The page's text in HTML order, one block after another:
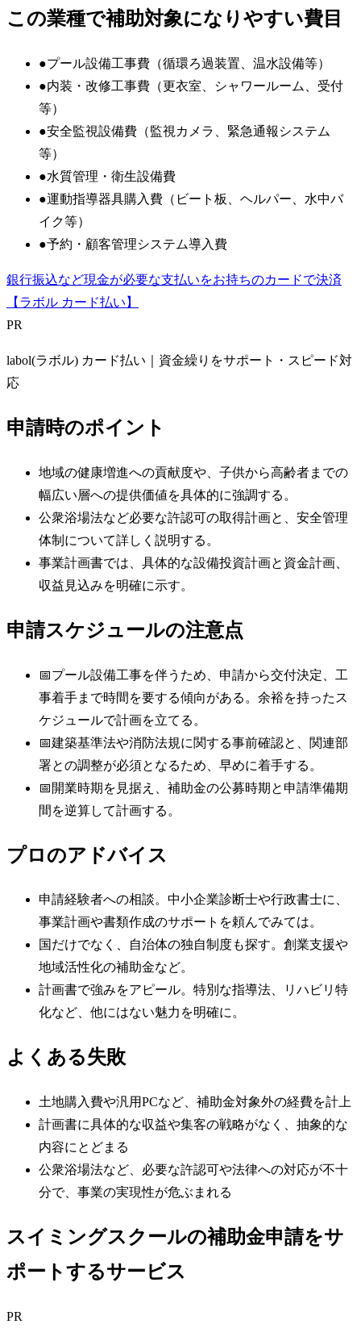
この業種で補助対象になりやすい費目
●プール設備工事費（循環ろ過装置、温水設備等）
●内装・改修工事費（更衣室、シャワールーム、受付
等）
●安全監視設備費（監視カメラ、緊急通報システム
等）
●水質管理・衛生設備費
●運動指導器具購入費（ビート板、ヘルパー、水中バ
イク等）
●予約・顧客管理システム導入費
銀行振込など現金が必要な支払いをお持ちのカードで決済
【ラボル カード払い】
PR
labol(ラボル) カード払い｜資金繰りをサポート・スピード対
応
申請時のポイント
地域の健康増進への貢献度や、子供から高齢者までの
幅広い層への提供価値を具体的に強調する。
公衆浴場法など必要な許認可の取得計画と、安全管理
体制について詳しく説明する。
事業計画書では、具体的な設備投資計画と資金計画、
収益見込みを明確に示す。
申請スケジュールの注意点
📅プール設備工事を伴うため、申請から交付決定、工
事着手まで時間を要する傾向がある。余裕を持ったス
ケジュールで計画を立てる。
📅建築基準法や消防法規に関する事前確認と、関連部
署との調整が必須となるため、早めに着手する。
📅 開業時期を見据え、補助金の公募時期と申請準備期
間を逆算して計画する。
プロのアドバイス
申請経験者への相談。中小企業診断士や行政書士に、
事業計画や書類作成のサポートを頼んでみては。
国だけでなく、自治体の独自制度も探す。創業支援や
地域活性化の補助金など。
計画書で強みをアピール。特別な指導法、リハビリ特
化など、他にはない魅力を明確に。
よくある失敗
土地購入費や汎用PCなど、補助金対象外の経費を計上
計画書に具体的な収益や集客の戦略がなく、抽象的な
内容にとどまる
公衆浴場法など、必要な許認可や法律への対応が不十
分で、事業の実現性が危ぶまれる
スイミングスクールの補助金申請をサ
ポートするサービス
PR